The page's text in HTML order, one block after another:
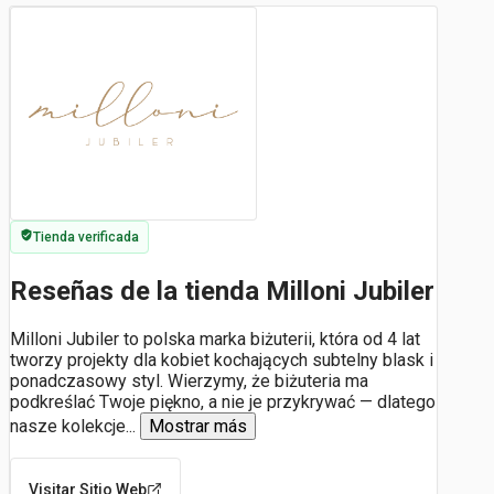
Tienda verificada
Reseñas de la tienda Milloni Jubiler
Milloni Jubiler to polska marka biżuterii, która od 4 lat
tworzy projekty dla kobiet kochających subtelny blask i
ponadczasowy styl. Wierzymy, że biżuteria ma
podkreślać Twoje piękno, a nie je przykrywać — dlatego
nasze kolekcje... Mostrar más
Visitar Sitio Web